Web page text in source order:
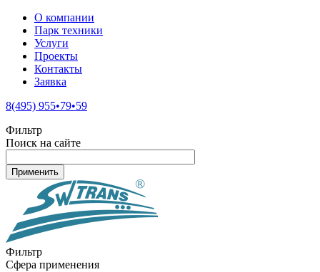
О компании
Парк техники
Услуги
Проекты
Контакты
Заявка
8(495) 955•79•59
Фильтр
Поиск на сайте
Фильтр
Сфера применения